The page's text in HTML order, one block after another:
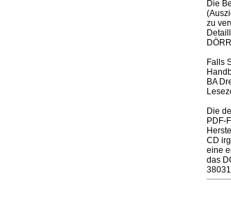
Die
zu
Falls
BA
Die
PDF-
CD
eine
das